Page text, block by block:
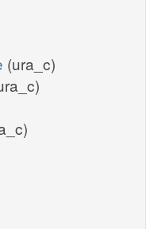
(ura_c)